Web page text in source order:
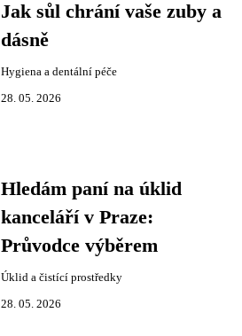
Jak sůl chrání vaše zuby a
dásně
Hygiena a dentální péče
28. 05. 2026
Hledám paní na úklid
kanceláří v Praze:
Průvodce výběrem
Úklid a čistící prostředky
28. 05. 2026